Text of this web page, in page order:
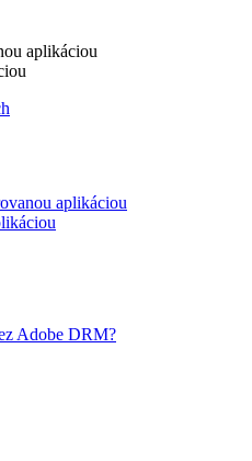
aplikáciou
aplikáciou
Adobe DRM?